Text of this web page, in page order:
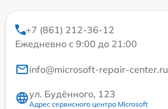
+7 (861) 212-36-12
Ежедневно с 9:00 до 21:00
info@microsoft-repair-center.ru
ул. Будённого, 123
Адрес сервисного центра Microsoft